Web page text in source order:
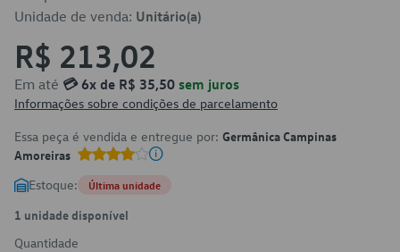
Unidade de venda: Unitário(a)
R$ 213,02
Em até 💳 6x de R$ 35,50 sem juros
Informações sobre condições de parcelamento
Essa peça é vendida e entregue por: Germânica Campinas
Amoreiras
Estoque: Última unidade
1 unidade disponível
Quantidade